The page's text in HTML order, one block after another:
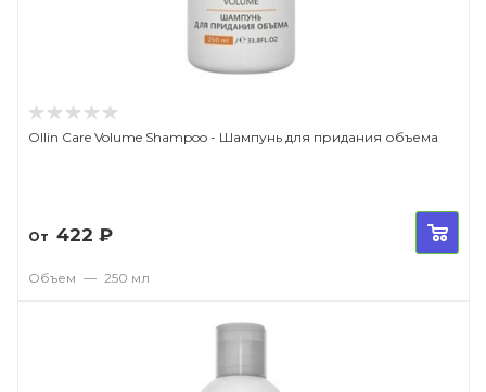
Ollin Care Volume Shampoo - Шампунь для придания объема
От 422 ₽
Объем — 250 мл